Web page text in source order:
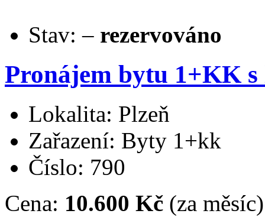
Stav: – rezervováno
Pronájem bytu 1+KK
Lokalita: Plzeň
Zařazení: Byty 1+kk
Číslo: 790
Cena: 10.600 Kč (za měsíc)